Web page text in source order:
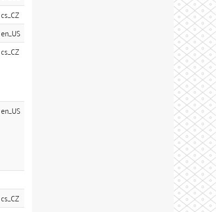
cs_CZ
en_US
cs_CZ
en_US
cs_CZ